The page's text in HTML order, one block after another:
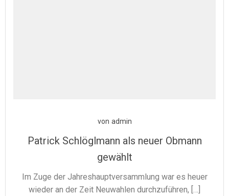
von admin
Patrick Schlöglmann als neuer Obmann
gewählt
Im Zuge der Jahreshauptversammlung war es heuer
wieder an der Zeit Neuwahlen durchzuführen, […]